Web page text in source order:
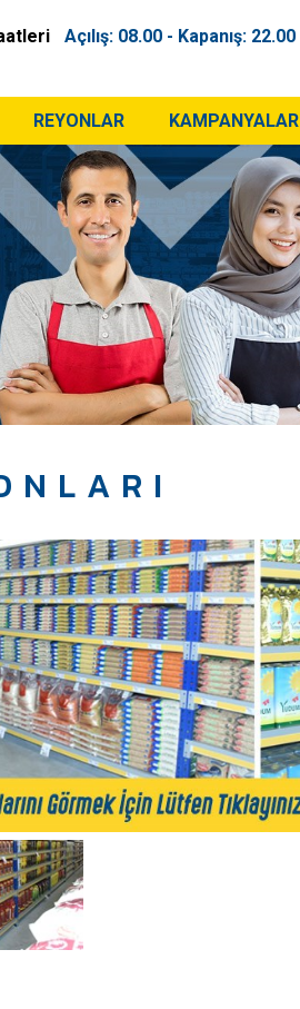
Açılış: 08.00 - Kapanış: 22.00
REYONLAR KAMPANYALAR